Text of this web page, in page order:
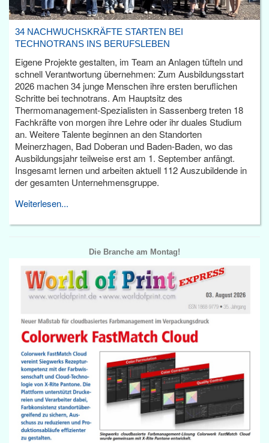
34 NACHWUCHSKRÄFTE STARTEN BEI
TECHNOTRANS INS BERUFSLEBEN
Eigene Projekte gestalten, im Team an Anlagen tüfteln und
schnell Verantwortung übernehmen: Zum Ausbildungsstart
2026 machen 34 junge Menschen ihre ersten beruflichen
Schritte bei technotrans. Am Hauptsitz des
Thermomanagement-Spezialisten in Sassenberg treten 18
Fachkräfte von morgen ihre Lehre oder ihr duales Studium
an. Weitere Talente beginnen an den Standorten
Meinerzhagen, Bad Doberan und Baden-Baden, wo das
Ausbildungsjahr teilweise erst am 1. September anfängt.
Insgesamt lernen und arbeiten aktuell 112 Auszubildende in
der gesamten Unternehmensgruppe.
Weiterlesen...
Die Branche am Montag!